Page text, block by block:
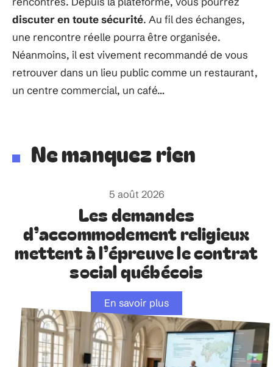
discuter en toute sécurité. Au fil des échanges,
une rencontre réelle pourra être organisée.
Néanmoins, il est vivement recommandé de vous
retrouver dans un lieu public comme un restaurant,
un centre commercial, un café…
Ne manquez rien
5 août 2026
Les demandes
d’accommodement religieux
mettent à l’épreuve le contrat
social québécois
En savoir plus